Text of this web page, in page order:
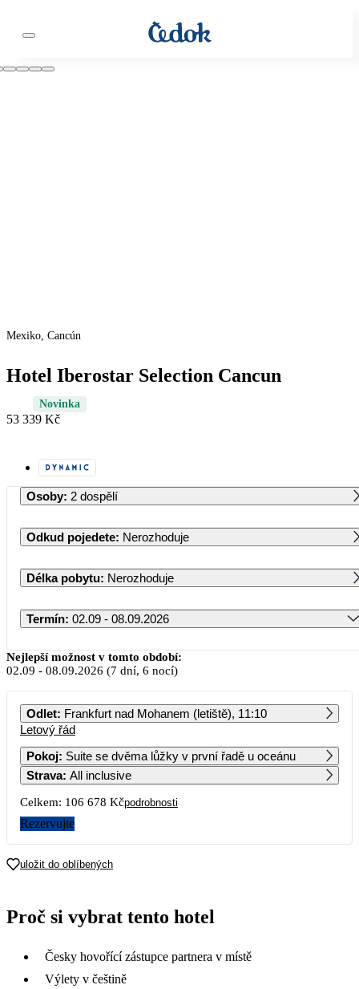
Mexiko, Cancún
Hotel Iberostar Selection Cancun
Novinka
53 339 Kč
Osoby: 2 dospělí
Odkud pojedete: Nerozhoduje
Délka pobytu: Nerozhoduje
Termín: 02.09 - 08.09.2026
Září 2026
PO ÚT ST ČT PÁ SO NE
71 209 53 339 60 769 69 669 59 809 58 929
7 8
14
21 22
Nejlepší možnost v tomto období:
02.09 - 08.09.2026 (7 dní, 6 nocí)
Odlet: Frankfurt nad Mohanem (letiště), 11:10
Letový řád
Pokoj:
Suite se dvěma lůžky v první řadě u oceánu
Strava: All inclusive
Celkem: 106 678 Kčpodrobnosti
Rezervujte
uložit do oblíbených
Proč si vybrat tento hotel
Česky hovořící zástupce partnera v místě
Výlety v češtině